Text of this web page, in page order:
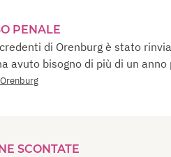
PENALE
di Orenburg è stato
avuto bisogno di più di un
SCONTATE